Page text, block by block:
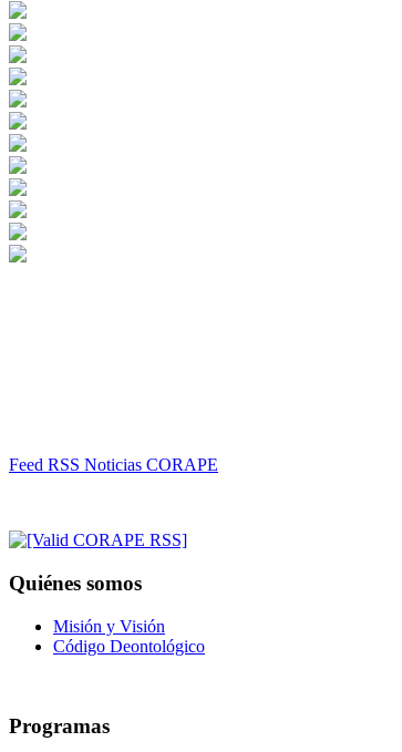
Feed RSS Noticias CORAPE
Quiénes somos
Misión y Visión
Código Deontológico
Programas